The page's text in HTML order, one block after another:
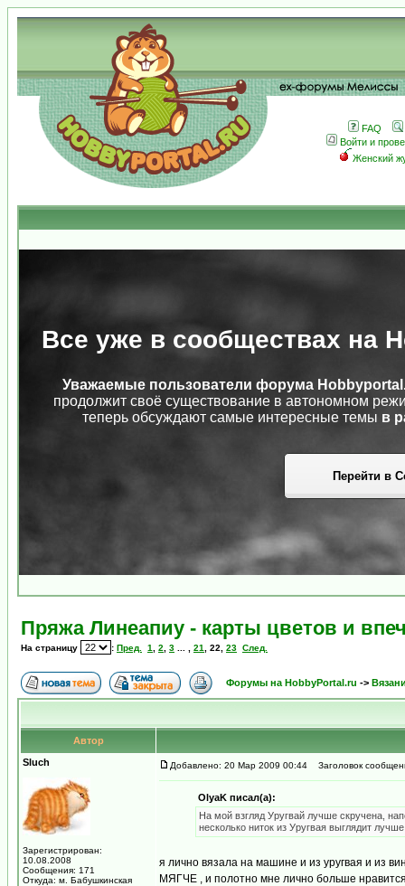
FAQ
Войти и
Женский
Все уже в сообществах на
Уважаемые пользователи форума
продолжит своё существование в автономном
теперь обсуждают самые интересные темы в
Перейти в
Пряжа Линеапиу - карты цветов и
На страницу : Пред. 1 2 3 21 22 23 След.
Форумы на HobbyPortal.ru ->
Автор
Sluch
Зарегистрирован:
10.08.2008
Сообщения: 171
Откуда: м. Бабушкинская
Добавлено: 20 Мар 2009 00:44 Заголовок
OlyaK писал(а):
На мой взгляд Уругвай лучше скручена,
несколько ниток из Уругвая выглядит
я лично вязала на машине и из уругвая и из
МЯГЧЕ , и полотно мне лично больше